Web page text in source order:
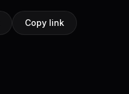
Copy link